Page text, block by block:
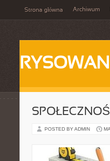
Strona główna Archiwum
POSTED BY ADMIN